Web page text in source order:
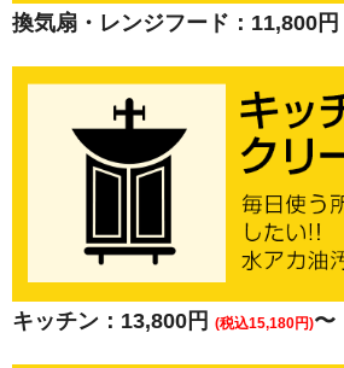
換気扇・レンジフード：11,800円
キッチン：13,800円 (税込15,180円)〜